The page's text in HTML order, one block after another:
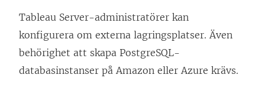
Tableau Server-administratörer kan
konfigurera om externa lagringsplatser. Även
behörighet att skapa PostgreSQL-
databasinstanser på Amazon eller Azure krävs.